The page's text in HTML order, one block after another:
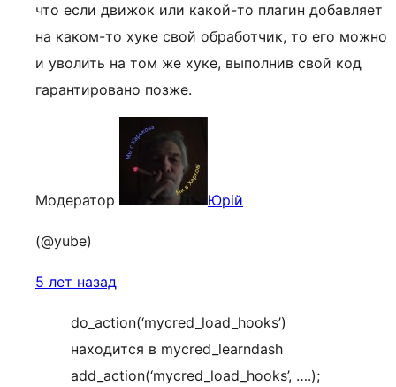
что если движок или какой-то плагин добавляет
на каком-то хуке свой обработчик, то его можно
и уволить на том же хуке, выполнив свой код
гарантировано позже.
Модератор Юрій
(@yube)
5 лет назад
do_action(‘mycred_load_hooks’)
находится в mycred_learndash
add_action(‘mycred_load_hooks’, ….);